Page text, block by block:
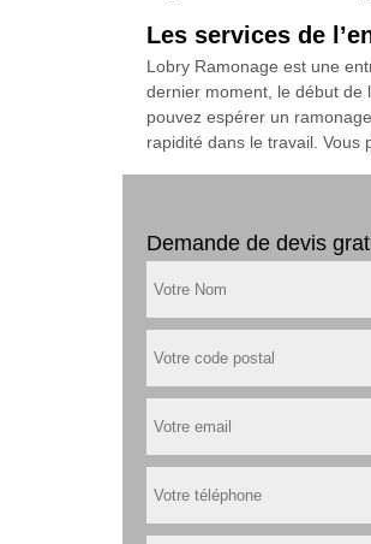
Les services de
Lobry Ramonage est une
dernier moment, le début de
pouvez espérer un
rapidité dans le travail. Vous
Demande de devis